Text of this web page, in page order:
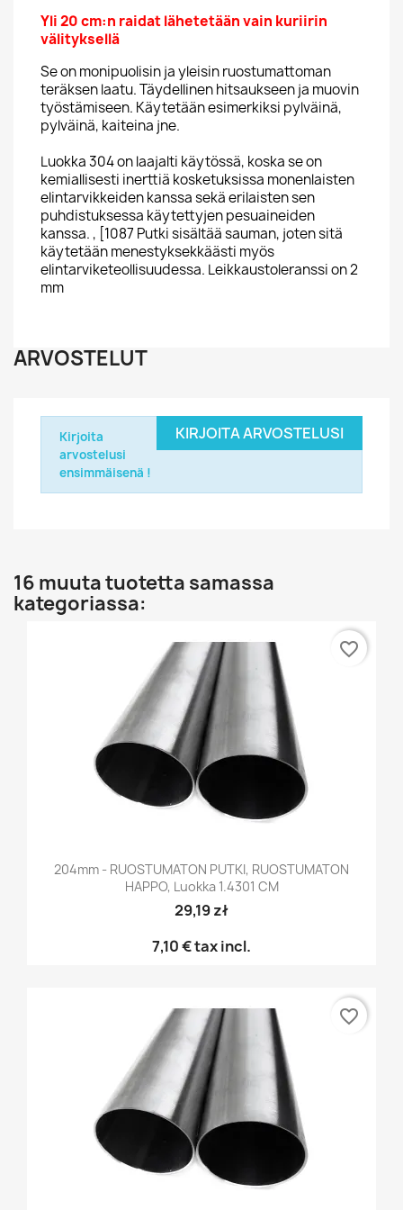
Yli 20 cm:n raidat lähetetään vain kuriirin
välityksellä
Se on monipuolisin ja yleisin ruostumattoman
teräksen laatu. Täydellinen hitsaukseen ja muovin
työstämiseen. Käytetään esimerkiksi pylväinä,
pylväinä, kaiteina jne.
Luokka 304 on laajalti käytössä, koska se on
kemiallisesti inerttiä kosketuksissa monenlaisten
elintarvikkeiden kanssa sekä erilaisten sen
puhdistuksessa käytettyjen pesuaineiden
kanssa. , [1087 Putki sisältää sauman, joten sitä
käytetään menestyksekkäästi myös
elintarviketeollisuudessa. Leikkaustoleranssi on 2
mm
ARVOSTELUT
KIRJOITA ARVOSTELUSI
Kirjoita
arvostelusi
ensimmäisenä !
16 muuta tuotetta samassa
kategoriassa:
204mm - RUOSTUMATON PUTKI, RUOSTUMATON
HAPPO, Luokka 1.4301 CM
29,19 zł
7,10 €tax incl.
favorite_border
favorite_border